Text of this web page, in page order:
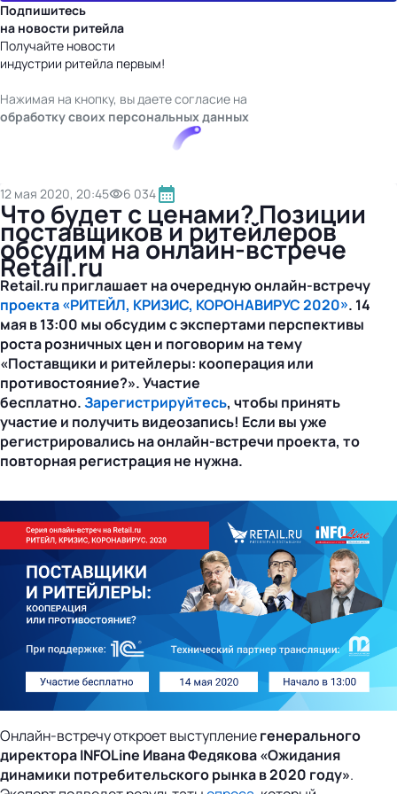
Подпишитесь
на новости ритейла
Получайте новости
индустрии ритейла первым!
Нажимая на кнопку, вы даете согласие на
обработку своих персональных данных
12 мая 2020, 20:45 6 034
Что будет с ценами? Позиции
поставщиков и ритейлеров
обсудим на онлайн-встрече
Retail.ru
Retail.ru приглашает на очередную онлайн-встречу
проекта «РИТЕЙЛ, КРИЗИС, КОРОНАВИРУС 2020». 14
мая в 13:00 мы обсудим с экспертами перспективы
роста розничных цен и поговорим на тему
«Поставщики и ритейлеры: кооперация или
противостояние?». Участие
бесплатно.Зарегистрируйтесь, чтобы принять
участие и получить видеозапись! Если вы уже
регистрировались на онлайн-встречи проекта, то
повторная регистрация не нужна.
Онлайн-встречу откроет выступлениегенерального
директора INFOLine Ивана Федякова «Ожидания
динамики потребительского рынка в 2020 году».